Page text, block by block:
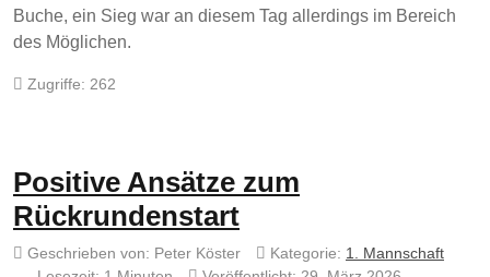
Buche, ein Sieg war an diesem Tag allerdings im Bereich
des Möglichen.
Zugriffe: 262
Positive Ansätze zum
Rückrundenstart
Geschrieben von: Peter Köster Kategorie: 1. Mannschaft